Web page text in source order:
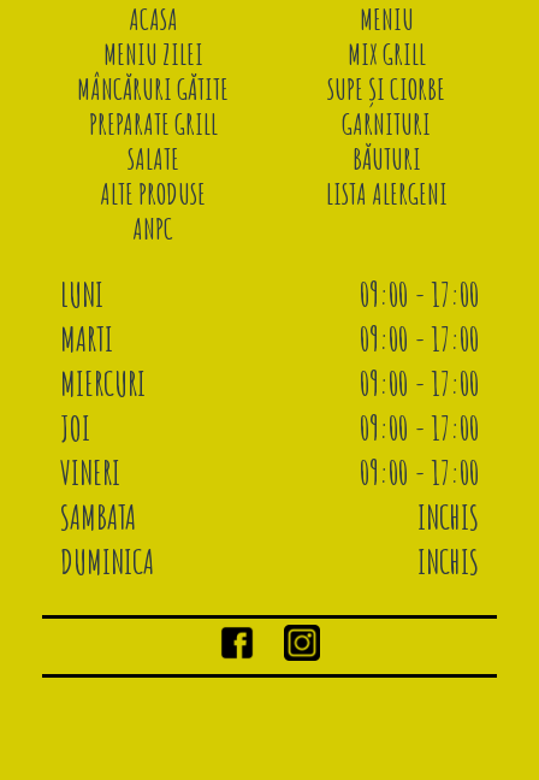
ACASA
MENIU
MENIU ZILEI
MIX GRILL
MÂNCĂRURI GĂTITE
SUPE ȘI CIORBE
PREPARATE GRILL
GARNITURI
SALATE
BĂUTURI
ALTE PRODUSE
LISTA ALERGENI
ANPC
LUNI
09:00 - 17:00
MARTI
09:00 - 17:00
MIERCURI
09:00 - 17:00
JOI
09:00 - 17:00
VINERI
09:00 - 17:00
SAMBATA
INCHIS
DUMINICA
INCHIS